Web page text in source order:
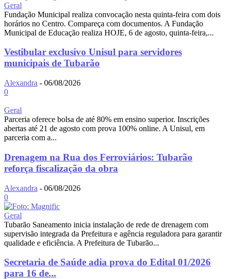
Geral
Fundação Municipal realiza convocação nesta quinta-feira com dois
horários no Centro. Compareça com documentos. A Fundação
Municipal de Educação realiza HOJE, 6 de agosto, quinta-feira,...
Vestibular exclusivo Unisul para servidores
municipais de Tubarão
Alexandra - 06/08/2026
0
Geral
Parceria oferece bolsa de até 80% em ensino superior. Inscrições
abertas até 21 de agosto com prova 100% online. A Unisul, em
parceria com a...
Drenagem na Rua dos Ferroviários: Tubarão
reforça fiscalização da obra
Alexandra - 06/08/2026
0
Geral
Tubarão Saneamento inicia instalação de rede de drenagem com
supervisão integrada da Prefeitura e agência reguladora para garantir
qualidade e eficiência. A Prefeitura de Tubarão...
Secretaria de Saúde adia prova do Edital 01/2026
para 16 de...